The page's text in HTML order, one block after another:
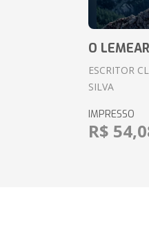
O
ESCRITOR
SILVA
IMPRESSO
R$